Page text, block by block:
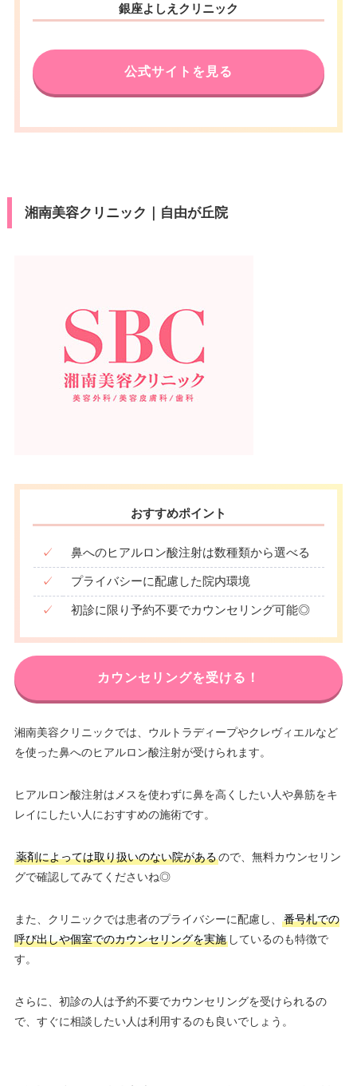
銀座よしえクリニック
公式サイトを見る
湘南美容クリニック｜自由が丘院
おすすめポイント
✓ 鼻へのヒアルロン酸注射は数種類から選べる
✓ プライバシーに配慮した院内環境
✓ 初診に限り予約不要でカウンセリング可能◎
カウンセリングを受ける！
湘南美容クリニックでは、ウルトラディープやクレヴィエルなど
を使った鼻へのヒアルロン酸注射が受けられます。
ヒアルロン酸注射はメスを使わずに鼻を高くしたい人や鼻筋をキ
レイにしたい人におすすめの施術です。
薬剤によっては取り扱いのない院があるので、無料カウンセリン
グで確認してみてくださいね◎
また、クリニックでは患者のプライバシーに配慮し、
番号札での
呼び出しや個室でのカウンセリングを実施しているのも特徴で
す。
さらに、初診の人は予約不要でカウンセリングを受けられるの
で、すぐに相談したい人は利用するのも良いでしょう。